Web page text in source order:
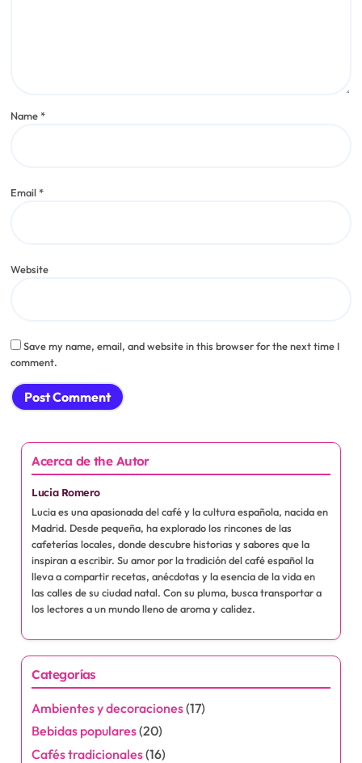
Name*
Email*
Website
Save my name, email, and website in this browser for the next time I
comment.
Acerca de the Autor
Lucia Romero
Lucia es una apasionada del café y la cultura española, nacida en
Madrid. Desde pequeña, ha explorado los rincones de las
cafeterías locales, donde descubre historias y sabores que la
inspiran a escribir. Su amor por la tradición del café español la
lleva a compartir recetas, anécdotas y la esencia de la vida en
las calles de su ciudad natal. Con su pluma, busca transportar a
los lectores a un mundo lleno de aroma y calidez.
Categorías
Ambientes y decoraciones(17)
Bebidas populares(20)
Cafés tradicionales(16)